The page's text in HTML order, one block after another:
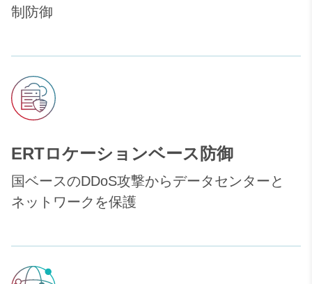
制防御
ERTロケーションベース防御
国ベースのDDoS攻撃からデータセンターと
ネットワークを保護